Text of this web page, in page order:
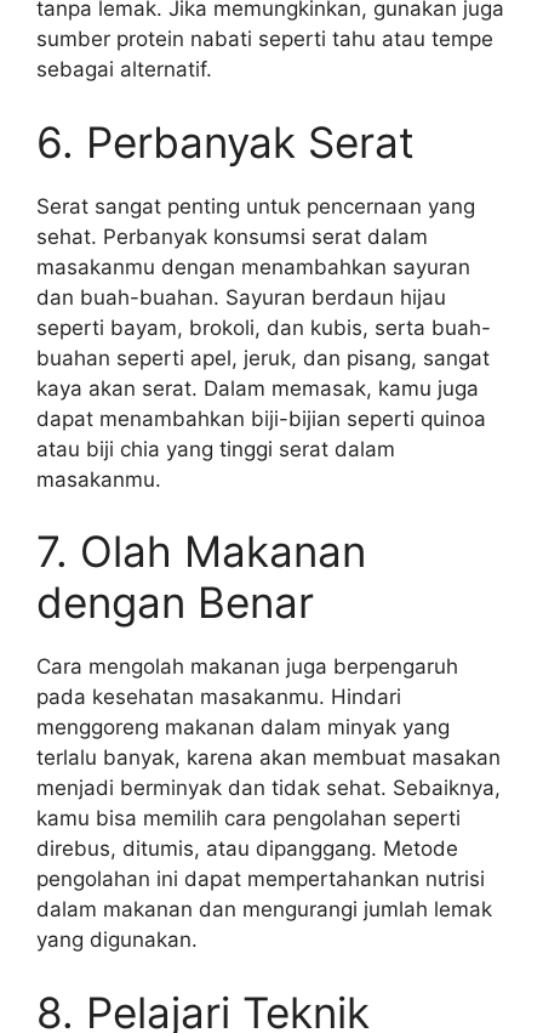
tanpa lemak. Jika memungkinkan, gunakan juga
sumber protein nabati seperti tahu atau tempe
sebagai alternatif.
6. Perbanyak Serat
Serat sangat penting untuk pencernaan yang
sehat. Perbanyak konsumsi serat dalam
masakanmu dengan menambahkan sayuran
dan buah-buahan. Sayuran berdaun hijau
seperti bayam, brokoli, dan kubis, serta buah-
buahan seperti apel, jeruk, dan pisang, sangat
kaya akan serat. Dalam memasak, kamu juga
dapat menambahkan biji-bijian seperti quinoa
atau biji chia yang tinggi serat dalam
masakanmu.
7. Olah Makanan
dengan Benar
Cara mengolah makanan juga berpengaruh
pada kesehatan masakanmu. Hindari
menggoreng makanan dalam minyak yang
terlalu banyak, karena akan membuat masakan
menjadi berminyak dan tidak sehat. Sebaiknya,
kamu bisa memilih cara pengolahan seperti
direbus, ditumis, atau dipanggang. Metode
pengolahan ini dapat mempertahankan nutrisi
dalam makanan dan mengurangi jumlah lemak
yang digunakan.
8. Pelajari Teknik